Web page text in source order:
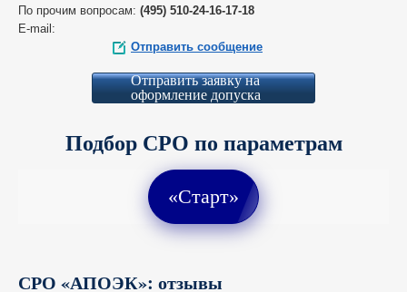
По прочим вопросам: (495) 510-24-16-17-18
E-mail:
Отправить сообщение
Отправить заявку на
оформление допуска
Подбор СРО по параметрам
«Старт»
СРО «АПОЭК»: отзывы